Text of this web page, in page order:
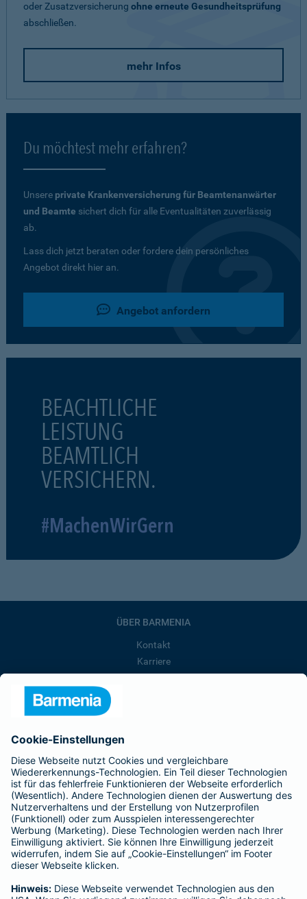
oder Zusatzversicherung ohne erneute Gesundheitsprüfung
abschließen.
mehr Infos
Du möchtest mehr erfahren?
Unsere private Krankenversicherung für Beamtenanwärter
und Beamte sichert dich für alle Eventualitäten zuverlässig
ab.
Lass dich jetzt beraten oder fordere dein persönliches
Angebot direkt hier an.
Angebot anfordern
BEACHTLICHE
LEISTUNG
BEAMTLICH
VERSICHERN.
#MachenWirGern
ÜBER BARMENIA
Kontakt
Karriere
Barmenia ist Teil der BarmeniaGothaer
BELIEBTE SEITEN
Kranken-Zusatzversicherung
Tierversicherungen
Haftpflichtversicherung
Hausratversicherung